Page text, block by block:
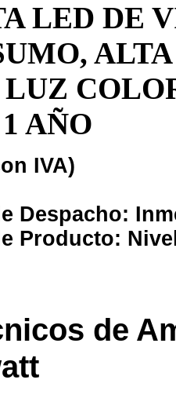
LED DE
AÑO
IVA)
Despacho:
Producto:
de